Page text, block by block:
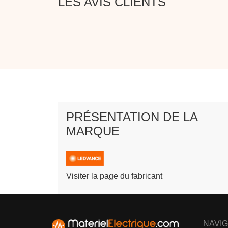
PRÉSENTATION DE LA
MARQUE
Visiter la page du fabricant